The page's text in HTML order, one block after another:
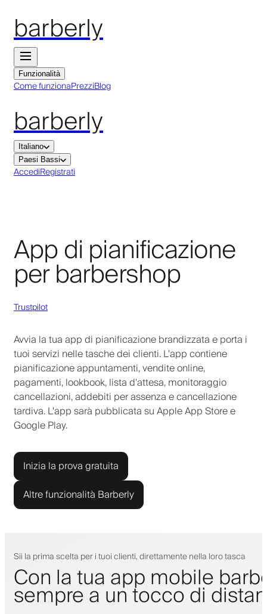
barberly
Funzionalità
Come funzionaPrezziBlog
barberly
Italiano
Paesi Bassi
AccediRegistrati
App di pianificazione
per barbershop
Trustpilot
Avvia la tua app di pianificazione brandizzata e porta i
tuoi servizi nelle tasche dei clienti. L'app contiene
pianificazione appuntamenti, vendite online,
pagamenti, lookbook, lista d'attesa, monitoraggio
cancellazioni, addebiti per assenza e cancellazione
tardiva. L'app sarà pubblicata su Apple App Store e
Google Play.
Inizia la prova gratuita
Altre funzionalità Barberly
Sii la prima scelta per i tuoi clienti, direttamente nella loro tasca
Con la tua app mobile
sempre a un tocco di